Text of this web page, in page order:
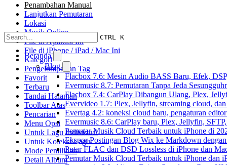
CTRL K
Beranda
Blog
Flacbox 7.6: Mesin Audio BASS Baru, Efek,
Evermusic 8.7: Pemutaran Tanpa Jeda
Flacbox 7.4: CarPlay Dibangun Ulang, Plex,
Evervideo 1.7: Plex, Jellyfin, streaming cloud,
Evertag 4.2: koneksi cloud baru, pengaturan
Evermusic 8.6: CarPlay baru, Plex, Jellyfin,
Pemutar Musik Cloud Terbaik untuk iPhone di
Ekspor Postingan Blog Wix ke Markdown
Putar FLAC dan DSD Lossless di iPhone dan
Pemutar Musik Cloud Terbaik untuk iPhone dan
Penambahan Manual
Lanjutkan Pemutaran
Lokasi
Musik Online
File di Aplikasi Ini
File di iPhone / iPad / Mac Ini
Kategori
Pengelompokan Tag
Favorit
Terbaru
Tandai Halaman
Toolbar Atas
Pencarian
Menu Opsi
Untuk Lagu Individual
Untuk Koleksi Lagu
Mode Pemilihan
Detail Album